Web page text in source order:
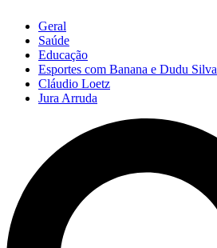
Geral
Saúde
Educação
Esportes com Banana e Dudu Silva
Cláudio Loetz
Jura Arruda